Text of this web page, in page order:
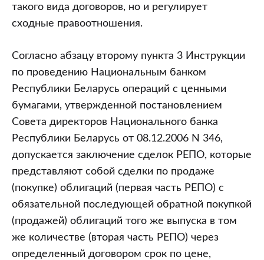
выкупе
этого
через
определенный
срок?
такого вида договоров, но и регулирует
сходные правоотношения.
Согласно абзацу второму пункта 3 Инструкции
по проведению Национальным банком
Республики Беларусь операций с ценными
бумагами, утвержденной постановлением
Совета директоров Национального банка
Республики Беларусь от 08.12.2006 N 346,
допускается заключение сделок РЕПО, которые
представляют собой сделки по продаже
(покупке) облигаций (первая часть РЕПО) с
обязательной последующей обратной покупкой
(продажей) облигаций того же выпуска в том
же количестве (вторая часть РЕПО) через
определенный договором срок по цене,